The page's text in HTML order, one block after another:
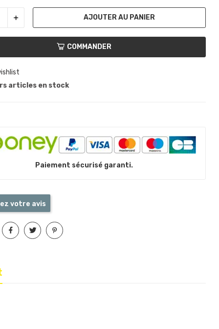
AJOUTER AU PANIER
COMMANDER
articles en stock
Paiement sécurisé garanti.
votre avis